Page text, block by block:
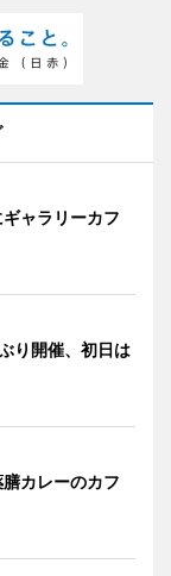
ャラリーカフ
り開催、初日は
カレーのカフ